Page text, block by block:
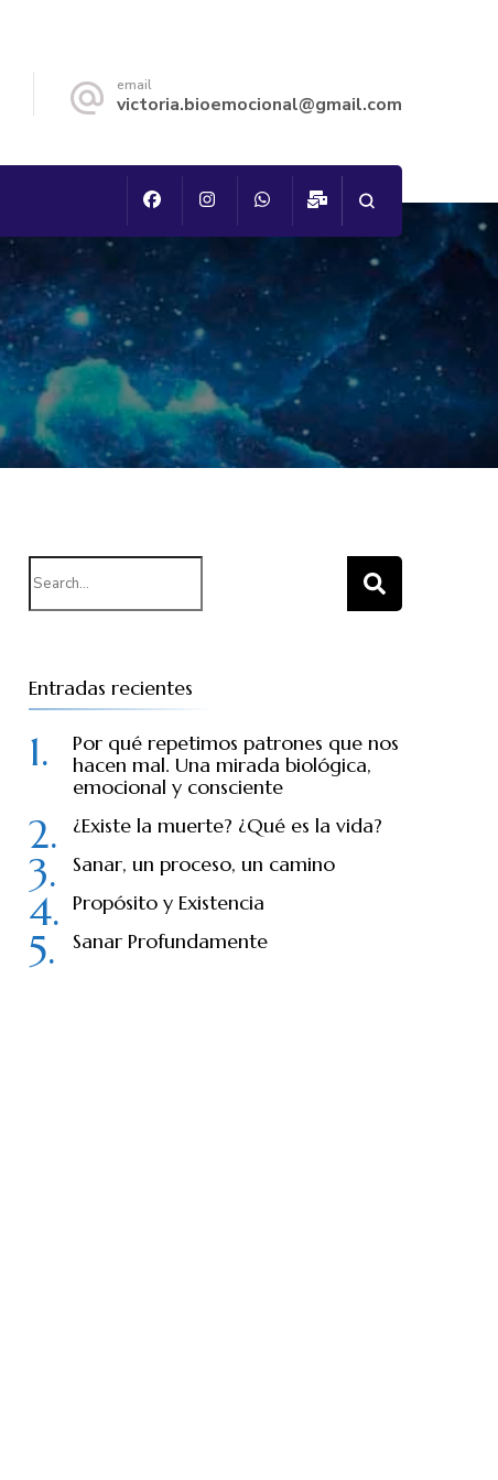
email
victoria.bioemocional@gmail.com
Search
for:
Entradas recientes
Por qué repetimos patrones que nos
hacen mal. Una mirada biológica,
emocional y consciente
¿Existe la muerte? ¿Qué es la vida?
Sanar, un proceso, un camino
Propósito y Existencia
Sanar Profundamente